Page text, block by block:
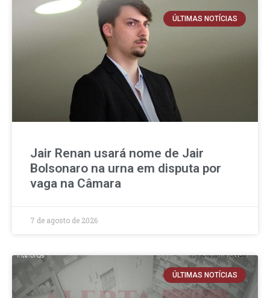
ÚLTIMAS NOTÍCIAS
Jair Renan usará nome de Jair
Bolsonaro na urna em disputa por
vaga na Câmara
7 de agosto de 2026
ÚLTIMAS NOTÍCIAS